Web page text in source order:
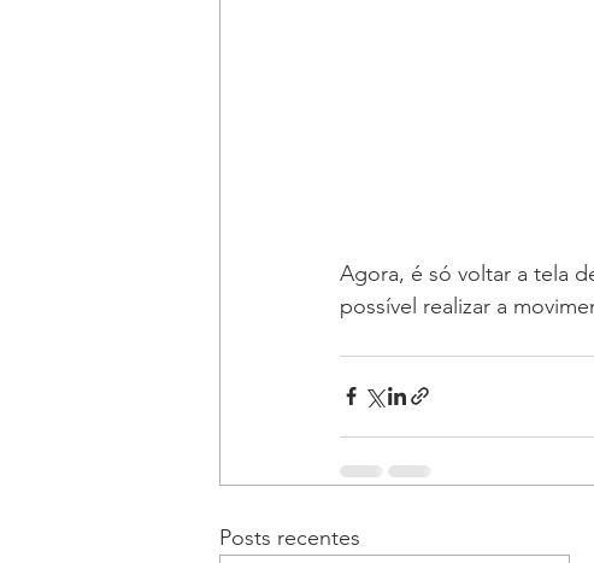
Agora, é só voltar a tela
possível realizar a
Posts recentes